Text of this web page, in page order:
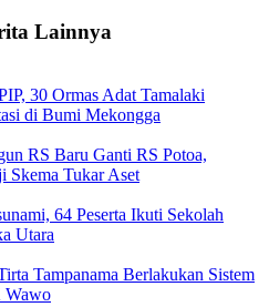
Lainnya
30 Ormas Adat Tamalaki
di Bumi Mekongga
RS Baru Ganti RS Potoa,
Skema Tukar Aset
64 Peserta Ikuti Sekolah
Utara
Tampanama Berlakukan Sistem